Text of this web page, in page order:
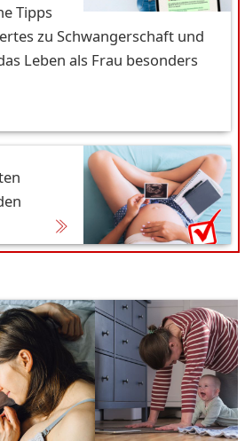
Tipps
zu Schwangerschaft und
Leben als Frau besonders